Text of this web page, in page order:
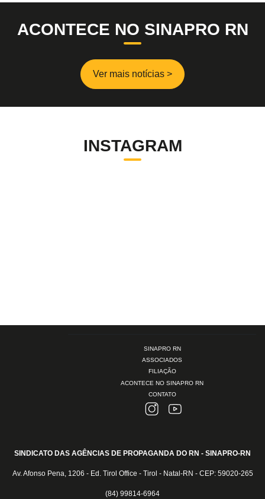
ACONTECE NO SINAPRO RN
Ver mais notícias >
INSTAGRAM
SINAPRO RN
ASSOCIADOS
FILIAÇÃO
ACONTECE NO SINAPRO RN
CONTATO
SINDICATO DAS AGÊNCIAS DE PROPAGANDA DO RN - SINAPRO-RN
Av. Afonso Pena, 1206 - Ed. Tirol Office - Tirol - Natal-RN - CEP: 59020-265
(84) 99814-6964